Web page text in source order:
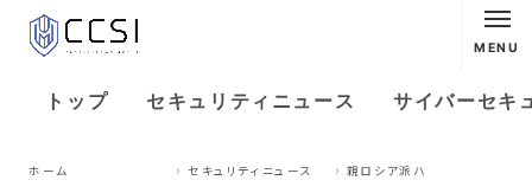
MENU
トップ セキュリティニュース サイバーセキ
ホーム セキュリティニュース